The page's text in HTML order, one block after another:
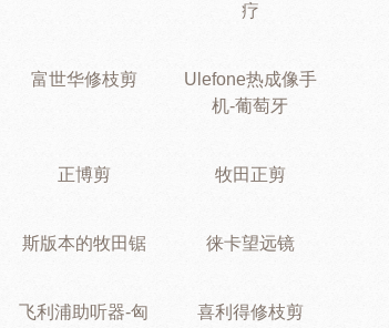
疗
富世华修枝剪
Ulefone热成像手
机-葡萄牙
正博剪 牧田正剪
斯版本的牧田锯 徕卡望远镜
飞利浦助听器-匈
喜利得修枝剪